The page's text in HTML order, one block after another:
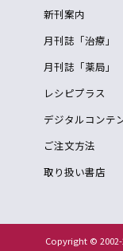
新刊案内
月刊誌「治療」
月刊誌「薬局」
レシピプラス
デジタルコンテ
ご注文方法
取り扱い書店
Copyright © 2002-